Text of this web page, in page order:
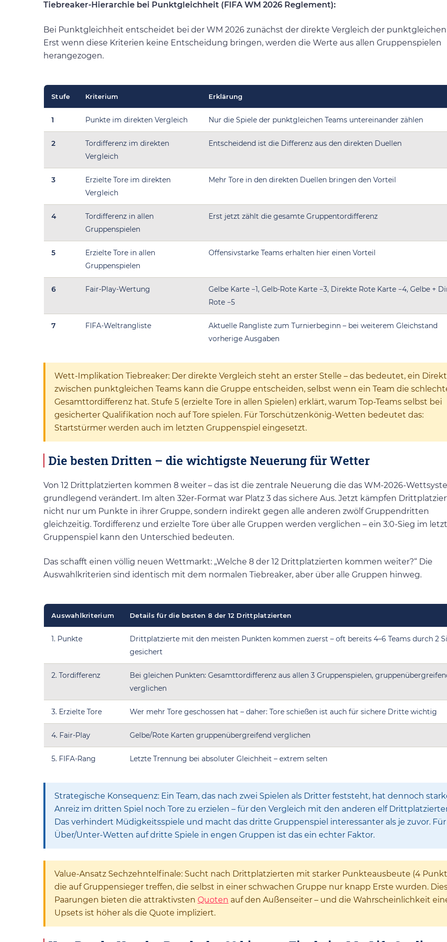
Tiebreaker-Hierarchie bei Punktgleichheit (FIFA WM 2026 Reglement):
Bei Punktgleichheit entscheidet bei der WM 2026 zunächst der direkte Vergleich der punktgleichen
Erst wenn diese Kriterien keine Entscheidung bringen, werden die Werte aus allen Gruppenspielen
herangezogen.
Stufe Kriterium Erklärung
1 Punkte im direkten Vergleich Nur die Spiele der punktgleichen Teams untereinander zählen
2
Tordifferenz im direkten
Vergleich
Entscheidend ist die Differenz aus den direkten Duellen
3
Erzielte Tore im direkten
Vergleich
Mehr Tore in den direkten Duellen bringen den Vorteil
4
Tordifferenz in allen
Gruppenspielen
Erst jetzt zählt die gesamte Gruppentordifferenz
5
Erzielte Tore in allen
Gruppenspielen
Offensivstarke Teams erhalten hier einen Vorteil
6 Fair-Play-Wertung
Gelbe Karte −1, Gelb-Rote Karte −3, Direkte Rote Karte −4, Gelbe +
Rote −5
7 FIFA-Weltrangliste
Aktuelle Rangliste zum Turnierbeginn – bei weiterem Gleichstand
vorherige Ausgaben
Wett-Implikation Tiebreaker: Der direkte Vergleich steht an erster Stelle – das bedeutet, ein
zwischen punktgleichen Teams kann die Gruppe entscheiden, selbst wenn ein Team die
Gesamttordifferenz hat. Stufe 5 (erzielte Tore in allen Spielen) erklärt, warum Top-Teams selbst bei
gesicherter Qualifikation noch auf Tore spielen. Für Torschützenkönig-Wetten bedeutet das:
Startstürmer werden auch im letzten Gruppenspiel eingesetzt.
Die besten Dritten – die wichtigste Neuerung für Wetter
Von 12 Drittplatzierten kommen 8 weiter – das ist die zentrale Neuerung die das WM-2026-
grundlegend verändert. Im alten 32er-Format war Platz 3 das sichere Aus. Jetzt kämpfen
nicht nur um Punkte in ihrer Gruppe, sondern indirekt gegen alle anderen zwölf Gruppendritten
gleichzeitig. Tordifferenz und erzielte Tore über alle Gruppen werden verglichen – ein 3:0-Sieg im
Gruppenspiel kann den Unterschied bedeuten.
Das schafft einen völlig neuen Wettmarkt: „Welche 8 der 12 Drittplatzierten kommen weiter?“ Die
Auswahlkriterien sind identisch mit dem normalen Tiebreaker, aber über alle Gruppen hinweg.
Auswahlkriterium Details für die besten 8 der 12 Drittplatzierten
1. Punkte
Drittplatzierte mit den meisten Punkten kommen zuerst – oft bereits 4–6 Teams durch 2
gesichert
2. Tordifferenz
Bei gleichen Punkten: Gesamttordifferenz aus allen 3 Gruppenspielen,
verglichen
3. Erzielte Tore Wer mehr Tore geschossen hat – daher: Tore schießen ist auch für sichere Dritte wichtig
4. Fair-Play Gelbe/Rote Karten gruppenübergreifend verglichen
5. FIFA-Rang Letzte Trennung bei absoluter Gleichheit – extrem selten
Strategische Konsequenz: Ein Team, das nach zwei Spielen als Dritter feststeht, hat dennoch
Anreiz im dritten Spiel noch Tore zu erzielen – für den Vergleich mit den anderen elf
Das verhindert Müdigkeitsspiele und macht das dritte Gruppenspiel interessanter als je zuvor. Für
Über/Unter-Wetten auf dritte Spiele in engen Gruppen ist das ein echter Faktor.
Value-Ansatz Sechzehntelfinale: Sucht nach Drittplatzierten mit starker Punkteausbeute (4
die auf Gruppensieger treffen, die selbst in einer schwachen Gruppe nur knapp Erste wurden.
Paarungen bieten die attraktivsten Quoten auf den Außenseiter – und die Wahrscheinlichkeit
Upsets ist höher als die Quote impliziert.